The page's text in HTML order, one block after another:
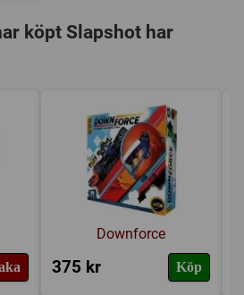
köpt Slapshot har
Downforce
375 kr Köp